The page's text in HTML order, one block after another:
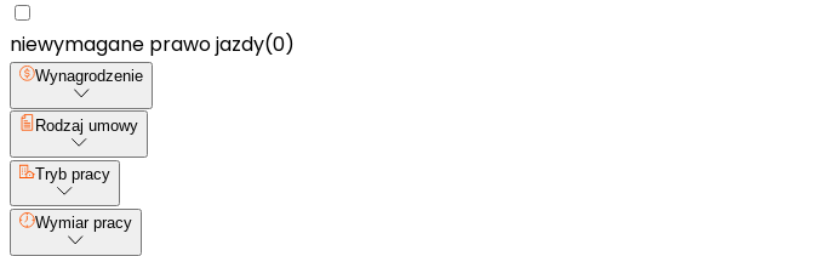
niewymagane prawo jazdy(0)
Wynagrodzenie
Rodzaj umowy
Tryb pracy
Wymiar pracy